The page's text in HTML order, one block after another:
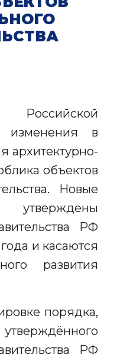
изменения в
архитектурно-
объектов
Новые
РФ
и касаются
развития
порядка,
РФ